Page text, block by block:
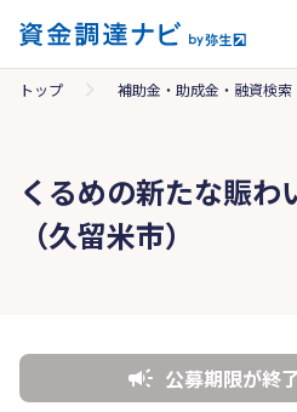
トップ 補助金・助成金・融資検索
くるめの新たな賑わ
（久留米市）
公募期限が終